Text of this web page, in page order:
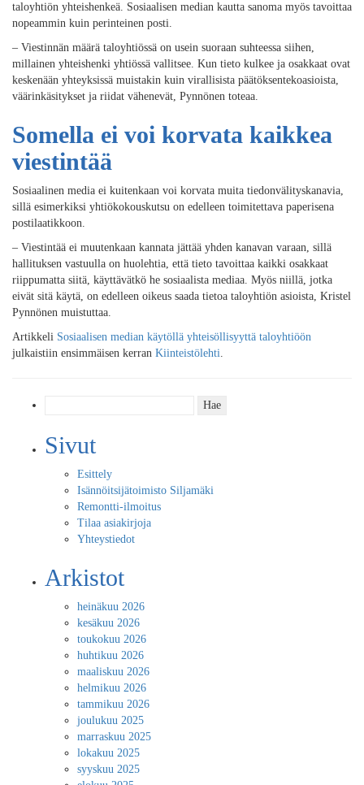
taloyhtiön yhteishenkeä. Sosiaalisen median kautta sanoma myös tavoittaa
nopeammin kuin perinteinen posti.
– Viestinnän määrä taloyhtiössä on usein suoraan suhteessa siihen,
millainen yhteishenki yhtiössä vallitsee. Kun tieto kulkee ja osakkaat ovat
keskenään yhteyksissä muistakin kuin virallisista päätöksentekoasioista,
väärinkäsitykset ja riidat vähenevät, Pynnönen toteaa.
Somella ei voi korvata kaikkea
viestintää
Sosiaalinen media ei kuitenkaan voi korvata muita tiedonvälityskanavia,
sillä esimerkiksi yhtiökokouskutsu on edelleen toimitettava paperisena
postilaatikkoon.
– Viestintää ei muutenkaan kannata jättää yhden kanavan varaan, sillä
hallituksen vastuulla on huolehtia, että tieto tavoittaa kaikki osakkaat
riippumatta siitä, käyttävätkö he sosiaalista mediaa. Myös niillä, jotka
eivät sitä käytä, on edelleen oikeus saada tietoa taloyhtiön asioista, Kristel
Pynnönen muistuttaa.
Artikkeli Sosiaalisen median käytöllä yhteisöllisyyttä taloyhtiöön
julkaistiin ensimmäisen kerran Kiinteistölehti.
Sivut
Esittely
Isännöitsijätoimisto Siljamäki
Remontti-ilmoitus
Tilaa asiakirjoja
Yhteystiedot
Arkistot
heinäkuu 2026
kesäkuu 2026
toukokuu 2026
huhtikuu 2026
maaliskuu 2026
helmikuu 2026
tammikuu 2026
joulukuu 2025
marraskuu 2025
lokakuu 2025
syyskuu 2025